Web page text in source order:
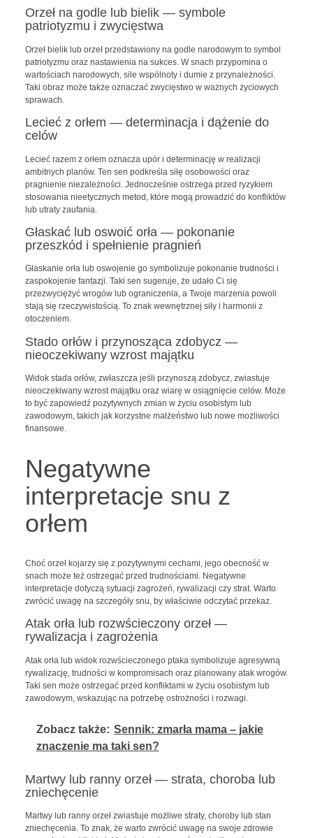
Orzeł na godle lub bielik — symbole
patriotyzmu i zwycięstwa
Orzeł bielik lub orzeł przedstawiony na godle narodowym to symbol
patriotyzmu oraz nastawienia na sukces. W snach przypomina o
wartościach narodowych, sile wspólnoty i dumie z przynależności.
Taki obraz może także oznaczać zwycięstwo w ważnych życiowych
sprawach.
Lecieć z orłem — determinacja i dążenie do
celów
Lecieć razem z orłem oznacza upór i determinację w realizacji
ambitnych planów. Ten sen podkreśla siłę osobowości oraz
pragnienie niezależności. Jednocześnie ostrzega przed ryzykiem
stosowania nieetycznych metod, które mogą prowadzić do konfliktów
lub utraty zaufania.
Głaskać lub oswoić orła — pokonanie
przeszkód i spełnienie pragnień
Głaskanie orła lub oswojenie go symbolizuje pokonanie trudności i
zaspokojenie fantazji. Taki sen sugeruje, że udało Ci się
przezwyciężyć wrogów lub ograniczenia, a Twoje marzenia powoli
stają się rzeczywistością. To znak wewnętrznej siły i harmonii z
otoczeniem.
Stado orłów i przynosząca zdobycz —
nieoczekiwany wzrost majątku
Widok stada orłów, zwłaszcza jeśli przynoszą zdobycz, zwiastuje
nieoczekiwany wzrost majątku oraz wiarę w osiągnięcie celów. Może
to być zapowiedź pozytywnych zmian w życiu osobistym lub
zawodowym, takich jak korzystne małżeństwo lub nowe możliwości
finansowe.
Negatywne
interpretacje snu z
orłem
Choć orzeł kojarzy się z pozytywnymi cechami, jego obecność w
snach może też ostrzegać przed trudnościami. Negatywne
interpretacje dotyczą sytuacji zagrożeń, rywalizacji czy strat. Warto
zwrócić uwagę na szczegóły snu, by właściwie odczytać przekaz.
Atak orła lub rozwścieczony orzeł —
rywalizacja i zagrożenia
Atak orła lub widok rozwścieczonego ptaka symbolizuje agresywną
rywalizację, trudności w kompromisach oraz planowany atak wrogów.
Taki sen może ostrzegać przed konfliktami w życiu osobistym lub
zawodowym, wskazując na potrzebę ostrożności i rozwagi.
Zobacz także: Sennik: zmarła mama – jakie
znaczenie ma taki sen?
Martwy lub ranny orzeł — strata, choroba lub
zniechęcenie
Martwy lub ranny orzeł zwiastuje możliwe straty, choroby lub stan
zniechęcenia. To znak, że warto zwrócić uwagę na swoje zdrowie